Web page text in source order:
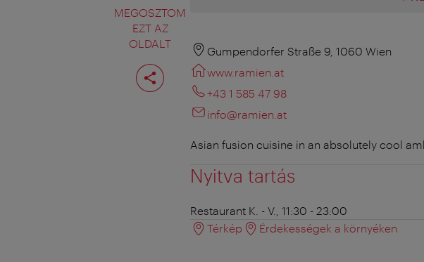
MEGOSZTOM
EZT AZ
OLDALT
Oldal
megosztása
Gumpendorfer Straße 9, 1060 Wien
www.ramien.at
+43 1 585 47 98
info@ramien.at
Asian fusion cuisine in an absolutely cool
Nyitva tartás
Restaurant K. - V., 11:30 - 23:00
Térkép
Érdekességek a környéken